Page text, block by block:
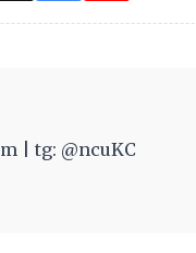
| tg: @ncuKC